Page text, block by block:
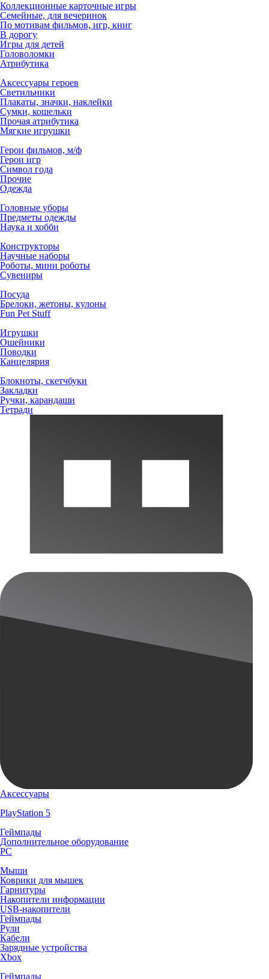
Коллекционные карточные игры
Семейные, для вечеринок
По мотивам фильмов, игр, книг
В дорогу
Игры для детей
Головоломки
Атрибутика
Аксессуары героев
Светильники
Плакаты, значки, наклейки
Сумки, кошельки
Прочая атрибутика
Мягкие игрушки
Герои фильмов, м/ф
Герои игр
Символ года
Прочие
Одежда
Головные уборы
Предметы одежды
Наука и хобби
Конструкторы
Научные наборы
Роботы, мини роботы
Сувениры
Посуда
Брелоки, жетоны, кулоны
Fun Pet Stuff
Игрушки
Ошейники
Поводки
Канцелярия
Блокноты, скетчбуки
Закладки
Ручки, карандаши
Тетради
Аксессуары
PlayStation 5
Геймпады
Дополнительное оборудование
PC
Мыши
Коврики для мышек
Гарнитуры
Накопители информации
USB-накопители
Геймпады
Рули
Кабели
Зарядные устройства
Xbox
Геймпады